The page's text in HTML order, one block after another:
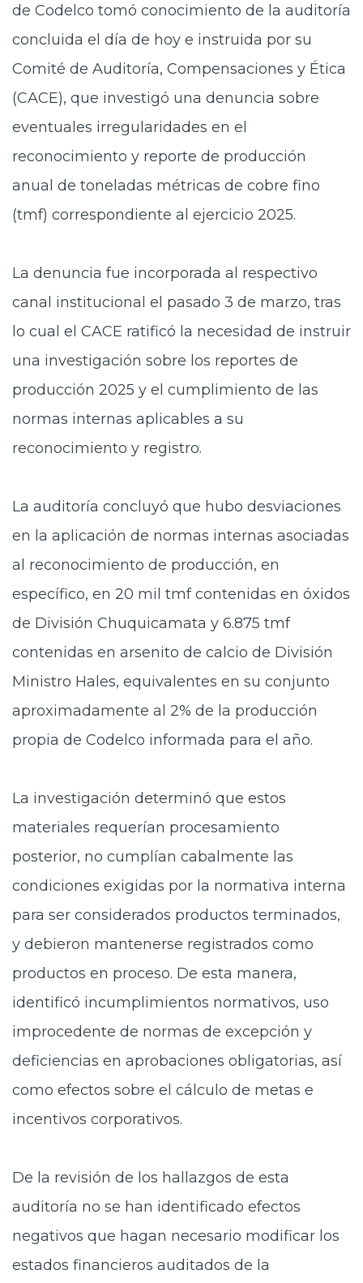
de Codelco tomó conocimiento de la auditoría
concluida el día de hoy e instruida por su
Comité de Auditoría, Compensaciones y Ética
(CACE), que investigó una denuncia sobre
eventuales irregularidades en el
reconocimiento y reporte de producción
anual de toneladas métricas de cobre fino
(tmf) correspondiente al ejercicio 2025.
La denuncia fue incorporada al respectivo
canal institucional el pasado 3 de marzo, tras
lo cual el CACE ratificó la necesidad de instruir
una investigación sobre los reportes de
producción 2025 y el cumplimiento de las
normas internas aplicables a su
reconocimiento y registro.
La auditoría concluyó que hubo desviaciones
en la aplicación de normas internas asociadas
al reconocimiento de producción, en
específico, en 20 mil tmf contenidas en óxidos
de División Chuquicamata y 6.875 tmf
contenidas en arsenito de calcio de División
Ministro Hales, equivalentes en su conjunto
aproximadamente al 2% de la producción
propia de Codelco informada para el año.
La investigación determinó que estos
materiales requerían procesamiento
posterior, no cumplían cabalmente las
condiciones exigidas por la normativa interna
para ser considerados productos terminados,
y debieron mantenerse registrados como
productos en proceso. De esta manera,
identificó incumplimientos normativos, uso
improcedente de normas de excepción y
deficiencias en aprobaciones obligatorias, así
como efectos sobre el cálculo de metas e
incentivos corporativos.
De la revisión de los hallazgos de esta
auditoría no se han identificado efectos
negativos que hagan necesario modificar los
estados financieros auditados de la